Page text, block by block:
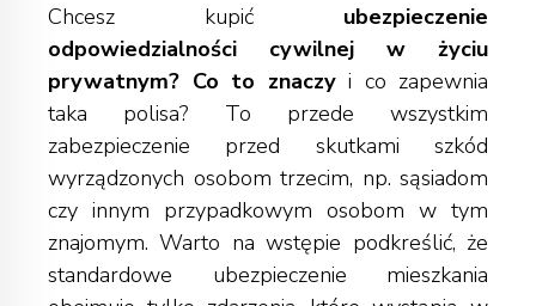
Chcesz kupić ubezpieczenie
odpowiedzialności cywilnej w życiu
prywatnym? Co to znaczyi co zapewnia
taka polisa? To przede wszystkim
zabezpieczenie przed skutkami szkód
wyrządzonych osobom trzecim, np. sąsiadom
czy innym przypadkowym osobom w tym
znajomym. Warto na wstępie podkreślić, że
standardowe ubezpieczenie mieszkania